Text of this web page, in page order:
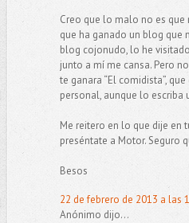
Creo que lo malo no es
que ha ganado un blog que
blog cojonudo, lo he
junto a mí me cansa. Pero
te ganara “El comidista”,
personal, aunque lo escriba
Me reitero en lo que dije en
preséntate a Motor. Seguro
Besos
22 de febrero de 2013 a las
Anónimo dijo...